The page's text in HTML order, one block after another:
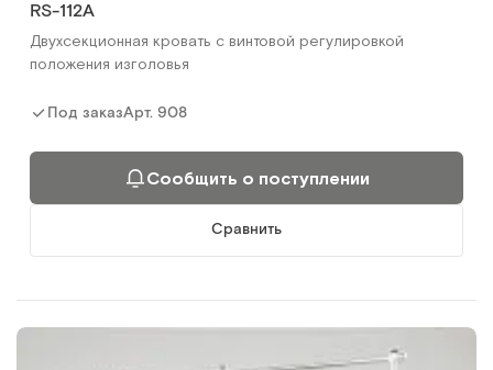
RS-112А
Двухсекционная кровать с винтовой регулировкой
положения изголовья
Под заказАрт. 908
Сообщить о поступлении
Сравнить